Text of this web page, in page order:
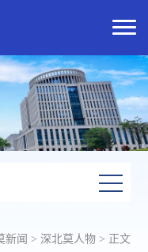
新闻 > 深北莫人物> 正文